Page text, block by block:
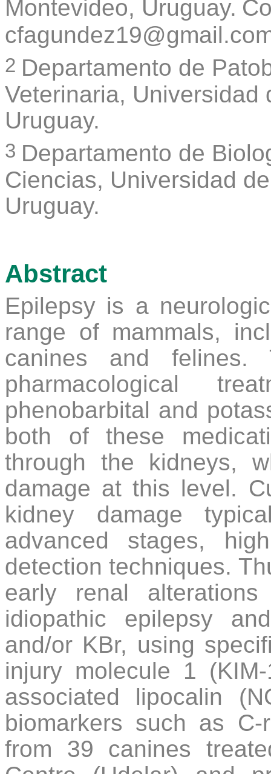
Montevideo, Uruguay.
2 Departamento de
Veterinaria, Universidad
Uruguay.
3 Departamento de
Ciencias, Universidad
Uruguay.
Abstract
Epilepsy is a
range of mammals,
canines and felines.
pharmacological
phenobarbital and
both of these
through the kidneys,
damage at this level.
kidney damage
advanced stages,
detection techniques.
early renal
idiopathic epilepsy
and/or KBr, using
injury molecule 1
associated lipocalin
biomarkers such as
from 39 canines